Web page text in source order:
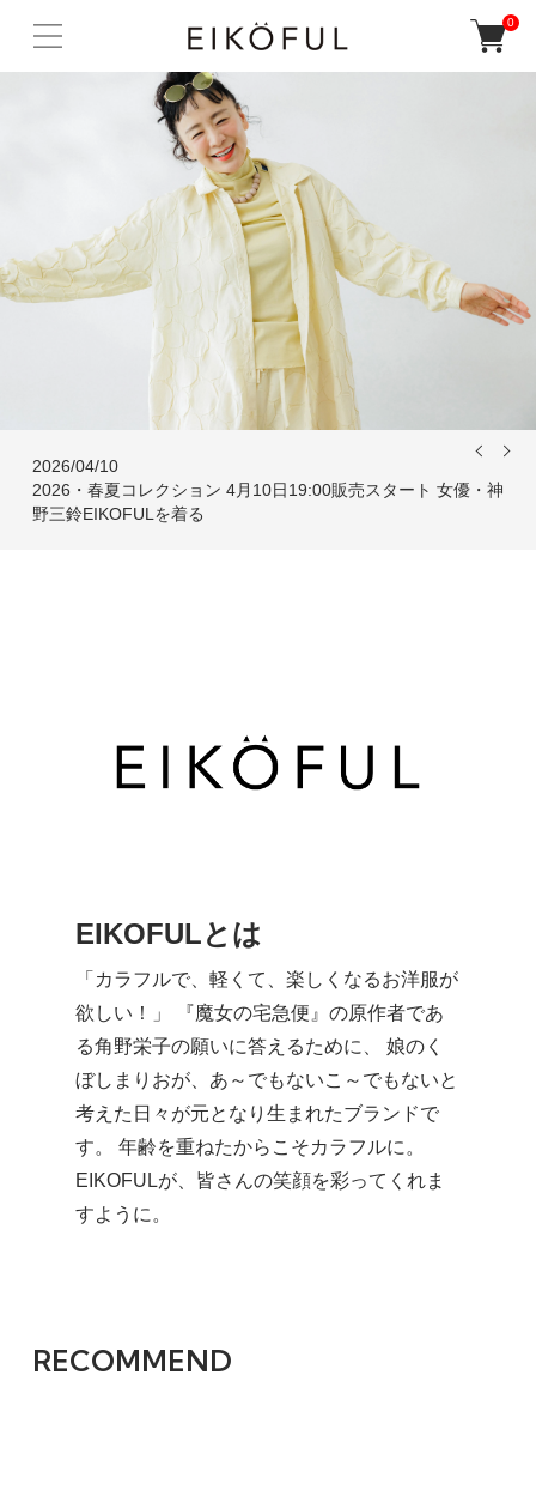
0
2026/04/10
2026・春夏コレクション 4月10日19:00販売スタート 女優・神
野三鈴EIKOFULを着る
EIKOFULとは
「カラフルで、軽くて、楽しくなるお洋服が
欲しい！」 『魔女の宅急便』の原作者であ
る角野栄子の願いに答えるために、 娘のく
ぼしまりおが、あ～でもないこ～でもないと
考えた日々が元となり生まれたブランドで
す。 年齢を重ねたからこそカラフルに。
EIKOFULが、皆さんの笑顔を彩ってくれま
すように。
RECOMMEND